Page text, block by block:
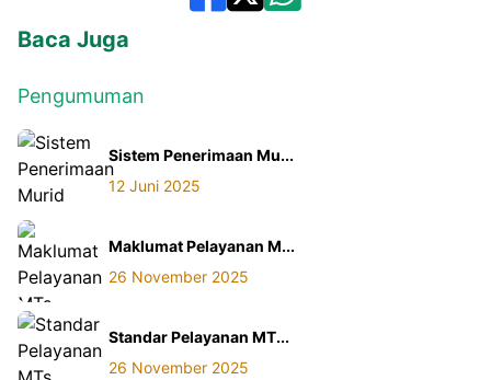
Baca Juga
Pengumuman
Sistem Penerimaan Mu...
12 Juni 2025
Maklumat Pelayanan M...
26 November 2025
Standar Pelayanan MT...
26 November 2025